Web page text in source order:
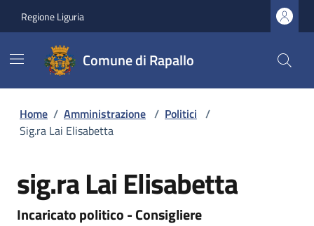
Regione Liguria
Comune di Rapallo
Home / Amministrazione / Politici /
Sig.ra Lai Elisabetta
sig.ra Lai Elisabetta
Incaricato politico - Consigliere